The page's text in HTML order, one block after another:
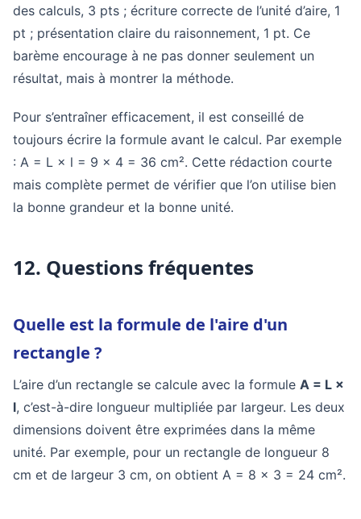
des calculs, 3 pts ; écriture correcte de l’unité d’aire, 1
pt ; présentation claire du raisonnement, 1 pt. Ce
barème encourage à ne pas donner seulement un
résultat, mais à montrer la méthode.
Pour s’entraîner efficacement, il est conseillé de
toujours écrire la formule avant le calcul. Par exemple
: A = L × l = 9 × 4 = 36 cm². Cette rédaction courte
mais complète permet de vérifier que l’on utilise bien
la bonne grandeur et la bonne unité.
12. Questions fréquentes
Quelle est la formule de l'aire d'un
rectangle ?
L’aire d’un rectangle se calcule avec la formule A = L ×
l, c’est-à-dire longueur multipliée par largeur. Les deux
dimensions doivent être exprimées dans la même
unité. Par exemple, pour un rectangle de longueur 8
cm et de largeur 3 cm, on obtient A = 8 × 3 = 24 cm².